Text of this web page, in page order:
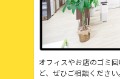
オフィスやお店のゴミ
ど、ぜひご相談ください。